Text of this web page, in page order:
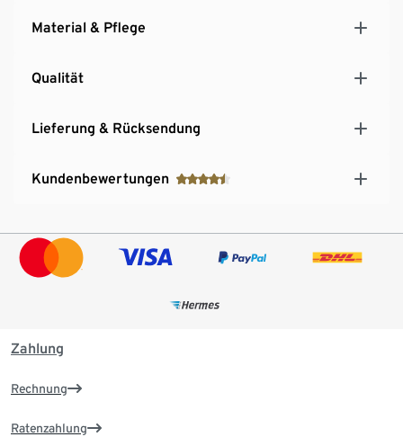
Material & Pflege
Qualität
Lieferung & Rücksendung
Kundenbewertungen
Zahlung
Rechnung
Ratenzahlung